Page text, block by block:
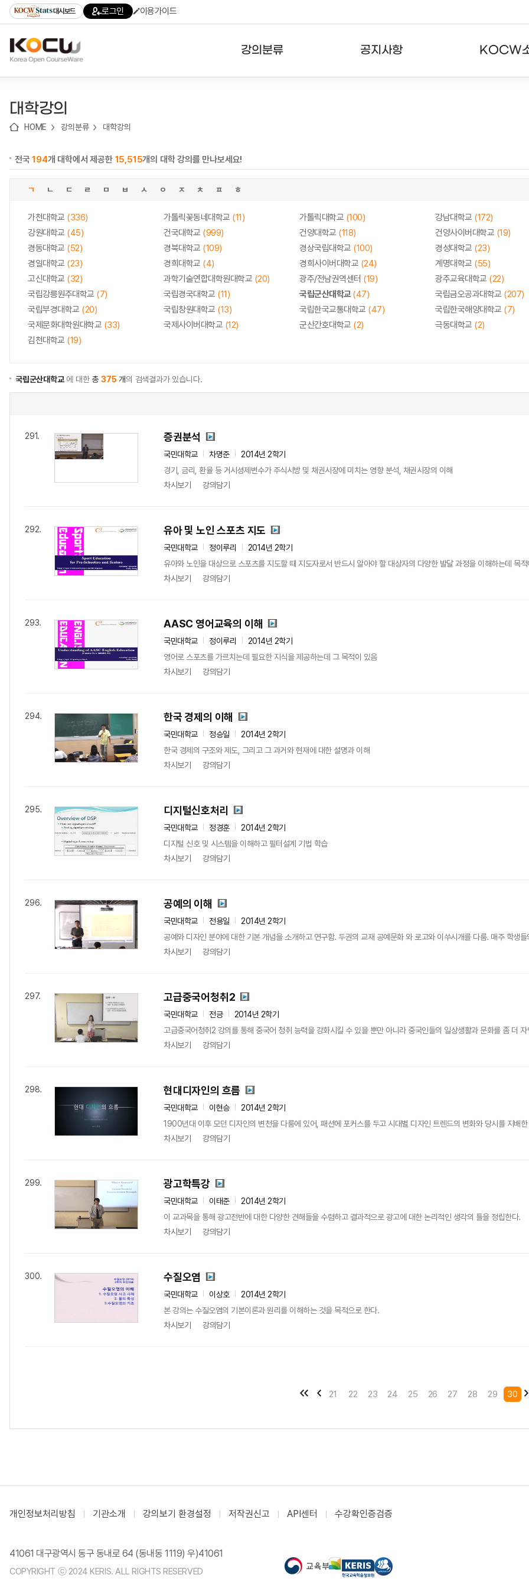
기
기
기
content)
가
대시보드 로그인 이용가이드
강의분류 공지사항 KOCW
대학강의
HOME 강의분류 대학강의
전국194개 대학에서 제공한 15,515개의 대학 강의를 만나보세요!
ㄱ ㄴ ㄷ ㄹ ㅁ ㅂ ㅅ ㅇ ㅈ ㅊ ㅍ ㅎ
가천대학교 (336) 가톨릭꽃동네대학교 (11) 가톨릭대학교 (100) 강남대학교 (172)
강원대학교 (45) 건국대학교 (999) 건양대학교 (118) 건양사이버대학교 (19)
경동대학교 (52) 경북대학교 (109) 경상국립대학교 (100) 경성대학교 (23)
경일대학교 (23) 경희대학교 (4) 경희사이버대학교 (24) 계명대학교 (55)
고신대학교 (32) 과학기술연합대학원대학교 (20) 광주/전남권역센터 (19) 광주교육대학교 (22)
국립강릉원주대학교 (7) 국립경국대학교 (11) 국립군산대학교(47) 국립금오공과대학교 (207)
국립부경대학교 (20) 국립창원대학교 (13) 국립한국교통대학교 (47) 국립한국해양대학교 (7)
국제문화대학원대학교 (33) 국제사이버대학교 (12) 군산간호대학교 (2) 극동대학교 (2)
김천대학교 (19)
국립군산대학교에 대한총375 개의 검색결과가 있습니다.
291. 증권분석
국민대학교 차명준
2014년 2학기
경기, 금리, 환율 등 거시셩제변수가 주식시방 및 채권시장에 미치는 영향 분석, 채권시장의 이해
차시보기
강의담기
292. 유아 및 노인 스포츠 지도
국민대학교 정이루리
2014년 2학기
유아와 노인을 대상으로 스포츠를 지도할 때 지도자로서 반드시 알아야 할 대상자의 다양한 발달 과정을 이해하는데 목
차시보기
강의담기
293. AASC 영어교육의 이해
국민대학교 정이루리
2014년 2학기
영어로 스포츠를 가르치는데 필요한 지식을 제공하는데 그 목적이 있음
차시보기
강의담기
294. 한국 경제의 이해
국민대학교 정승일
2014년 2학기
한국 경제의 구조와 제도, 그리고 그 과거와 현재에 대한 설명과 이해
차시보기
강의담기
295. 디지털신호처리
국민대학교 정경훈
2014년 2학기
디지털 신호 및 시스템을 이해하고 필터설계 기법 학습
차시보기
강의담기
296. 공예의 이해
국민대학교 전용일
2014년 2학기
공예와 디자인 분야에 대한 기본 개념을 소개하고 연구함. 두권의 교재 공예문화 와 로고와 이쑤시개를 다룸. 매주 학생
차시보기
강의담기
297. 고급중국어청취2
국민대학교 전긍
2014년 2학기
고급중국어청취2 강의를 통해 중국어 청취 능력을 강화시킬 수 있을 뿐만 아니라 중국인들의 일상생활과 문화를 좀 더
차시보기
강의담기
298. 현대디자인의 흐름
국민대학교 이현승
2014년 2학기
1900년대 이후 모던 디자인의 변천을 다룸에 있어, 패션에 포커스를 두고 시대별 디자인 트렌드의 변화와 당시를 지배
차시보기
강의담기
299. 광고학특강
국민대학교 이태준
2014년 2학기
이 교과목을 통해 광고전반에 대한 다양한 견해들을 수렴하고 결과적으로 광고에 대한 논리적인 생각의 틀을 정립한다.
차시보기
강의담기
300. 수질오염
국민대학교 이상호
2014년 2학기
본 강의는 수질오염의 기본이론과 원리를 이해하는 것을 목적으로 한다.
차시보기
강의담기
21 22 23 24 25 26 27 28 29 30
개인정보처리방침 기관소개 강의보기 환경설정 저작권신고 API센터 수강확인증검증
41061 대구광역시 동구 동내로 64 (동내동 1119) 우)41061
COPYRIGHT ⓒ 2024 KERIS. ALL RIGHTS RESERVED